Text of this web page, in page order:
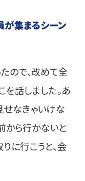
が集まるシーン
ので、改めて全
話しました。あ
なきゃいけな
から行かないと
に行こうと、会